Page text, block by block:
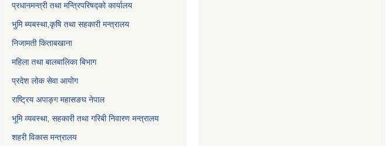
प्रधानमन्त्री तथा मन्त्रिपरिषद्को कार्यालय
भुमि ब्यबस्था,कृषि तथा सहकारी मन्त्रालय
निजामती किताबखाना
महिला तथा बालबालिका बिभाग
प्रदेश लोक सेवा आयोग
राष्ट्रिय अपाङ्ग महासङघ नेपाल
भूमि व्यवस्था, सहकारी तथा गरिबी निवारण मन्त्रालय
शहरी विकास मन्त्रालय